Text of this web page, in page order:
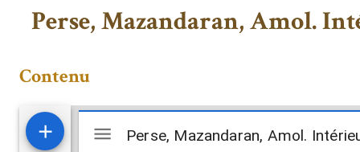
Perse, Mazandaran, Amol.
Contenu
MiradorPerse, Mazandaran, Amol.
Perse, Mazandaran, Amol.